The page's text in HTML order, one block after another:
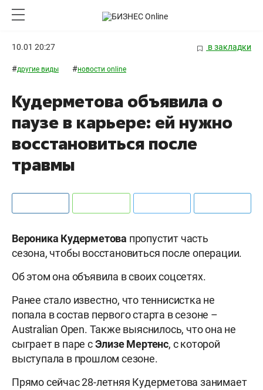
10.01 20:27 в закладки
#другие виды #новости online
Кудерметова объявила о
паузе в карьере: ей нужно
восстановиться после
травмы
Вероника Кудерметова пропустит часть
сезона, чтобы восстановиться после операции.
Об этом она объявила в своих соцсетях.
Ранее стало известно, что теннисистка не
попала в состав первого старта в сезоне –
Australian Open. Также выяснилось, что она не
сыграет в паре сЭлизеМертенс, с которой
выступала в прошлом сезоне.
Прямо сейчас 28-летняя Кудерметова занимает